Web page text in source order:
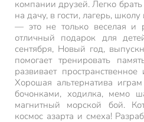
компании друзей. Легко
на дачу, в гости, лагерь,
— это не только веселая и
отличный подарок для
сентября, Новый год,
помогает тренировать
развивает
Хорошая альтернатива
бочонками, ходилка, мемо
магнитный морской бой.
космос азарта и смеха!